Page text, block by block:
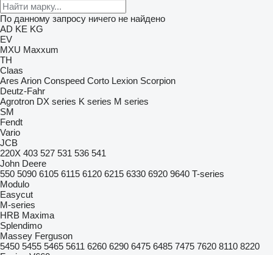
По данному запросу ничего не найдено
AD KE KG
EV
MXU Maxxum
TH
Claas
Ares Arion Conspeed Corto Lexion Scorpion
Deutz-Fahr
Agrotron DX series K series M series
SM
Fendt
Vario
JCB
220X 403 527 531 536 541
John Deere
550 5090 6105 6115 6120 6215 6330 6920 9640 T-series
Modulo
Easycut
M-series
HRB Maxima
Splendimo
Massey Ferguson
5450 5455 5465 5611 6260 6290 6475 6485 7475 7620 8110 8220